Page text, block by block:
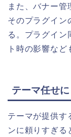
また、バナー管
そのプラグイン
る。プラグイン
ト時の影響など
テーマ任せ
テーマが提供す
ンに頼りすぎる